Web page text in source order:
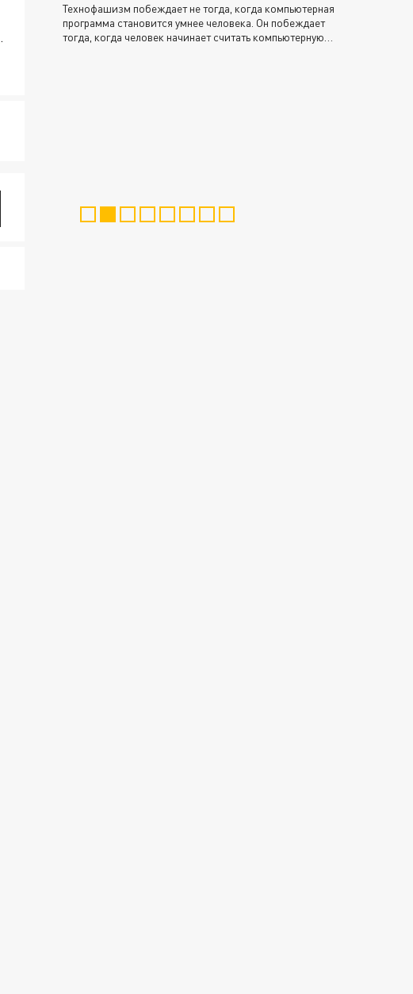
.
Технофашизм побеждает не тогда, когда компьютерная
программа становится умнее человека. Он побеждает
тогда, когда человек начинает считать компьютерную